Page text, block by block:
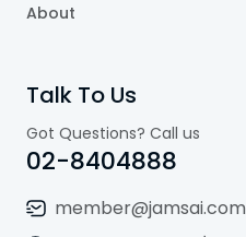
About
Talk To Us
Got Questions? Call us
02-8404888
member@jamsai.com